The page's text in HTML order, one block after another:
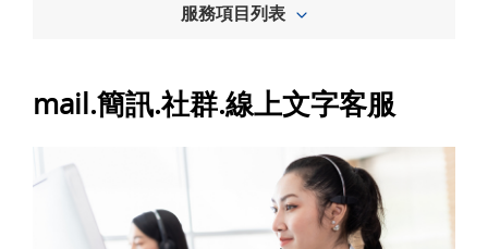
服務項目列表
mail.簡訊.社群.線上文字客服